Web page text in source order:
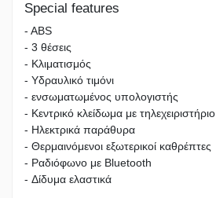
Special features
- ABS
- 3 θέσεις
- Κλιματισμός
- Υδραυλικό τιμόνι
- ενσωματωμένος υπολογιστής
- Κεντρικό κλείδωμα με τηλεχειριστήριο
- Ηλεκτρικά παράθυρα
- Θερμαινόμενοι εξωτερικοί καθρέπτες
- Ραδιόφωνο με Bluetooth
- Δίδυμα ελαστικά